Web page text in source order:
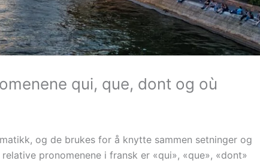
qui, que, dont og où
og de brukes for å knytte sammen setninger og
pronomenene i fransk er «qui», «que», «dont»